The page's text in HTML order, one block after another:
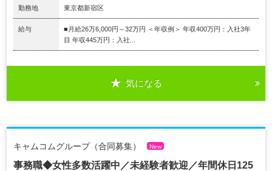
勤務地 東京都新宿区
給与
■月給26万6,000円～32万円 ＜年収例＞ 年収400万円：入社3年
目 年収445万円：入社...
気になる
キャムコムグループ（合同募集） New
事務職◆女性多数活躍中／未経験者歓迎／年間休日125